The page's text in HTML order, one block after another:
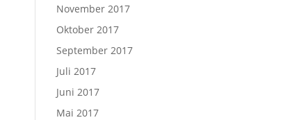
November 2017
Oktober 2017
September 2017
Juli 2017
Juni 2017
Mai 2017